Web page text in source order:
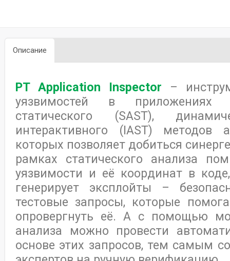
Описание
PT Application Inspector –
уязвимостей в приложениях
статического (SAST),
интерактивного (IAST) методов
которых позволяет добиться
рамках статического анализа
уязвимости и её координат в
генерирует эксплойты –
тестовые запросы, которые
опровергнуть её. А с помощью
анализа можно провести
основе этих запросов, тем самым